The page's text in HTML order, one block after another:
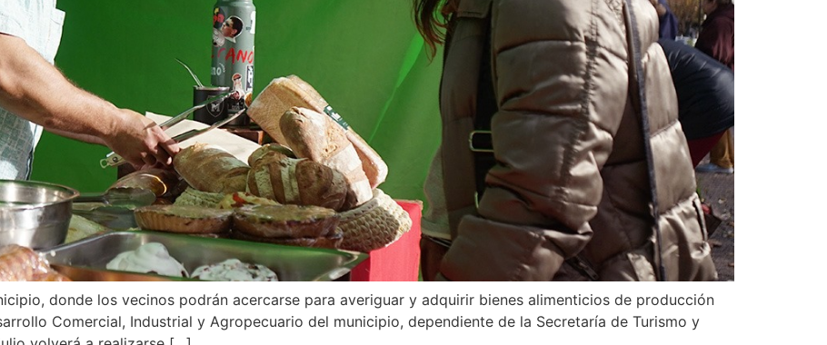
donde los vecinos podrán acercarse para averiguar y adquirir bienes alimenticios de producción
Comercial, Industrial y Agropecuario del municipio, dependiente de la Secretaría de Turismo y